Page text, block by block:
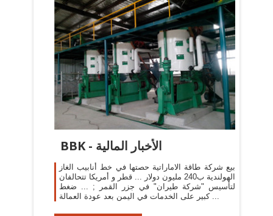
BBK - الأخبار المالية
بيع شركة طاقة الاماراتية حصتها في خط أنابيب الغاز
الهولندية ب240 مليون دولار ... قطر و أمريكا تتحالفان
لتأسيس "شركة طيران" في جزر القمر ; ... ضغط
كبير على الخدمات في اليمن بعد عودة العمالة ...